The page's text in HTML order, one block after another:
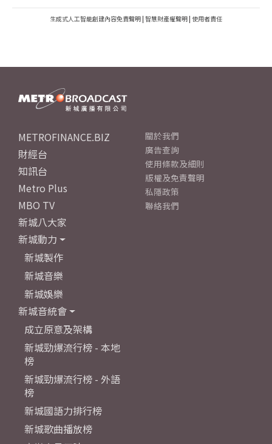
生成式人工智能創建內容免責聲明 | 智慧財產權聲明 | 使用者責任
METROFINANCE.BIZ
財經台
知訊台
Metro Plus
MBO TV
新城八大家
新城動力
新城製作
新城音樂
新城娛樂
新城音統會
成立原意及架構
新城勁爆流行榜 - 本地
榜
新城勁爆流行榜 - 外語
榜
新城國語力排行榜
新城歌曲播放榜
關於我們
廣告查詢
使用條款及細則
版權及免責聲明
私隱政策
聯絡我們